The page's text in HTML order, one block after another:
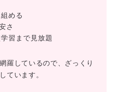
める
さ
習まで見放題
羅しているので、ざっくり
ています。